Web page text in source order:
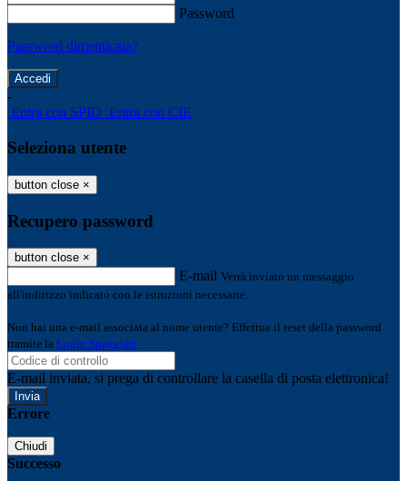
Password
Password dimenticata?
-
Entra con SPID Entra con CIE
Seleziona utente
button close ×
Recupero password
button close ×
E-mail Verrà inviato un messaggio
all'indirizzo indicato con le istruzioni necessarie.
Non hai una e-mail associata al nome utente? Effettua il reset della password
tramite la Login Spaggiari
E-mail inviata, si prega di controllare la casella di posta elettronica!
Errore
Chiudi
Successo